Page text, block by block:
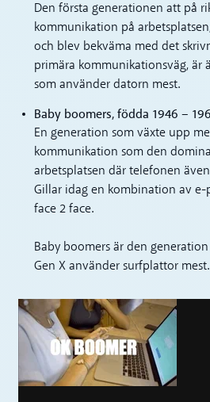
Den första generationen att på
kommunikation på
och blev bekväma med det
primära kommunikationsväg, är
som använder datorn mest.
Baby boomers, födda 1946 –
En generation som växte upp
kommunikation som den
arbetsplatsen där telefonen
Gillar idag en kombination av e-
face 2 face.
Baby boomers är den
Gen X använder surfplattor mest.